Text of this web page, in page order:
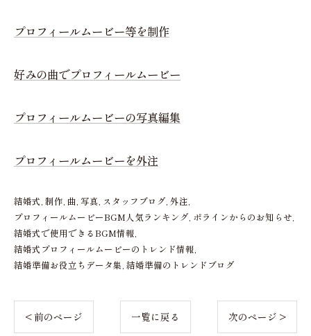
プロフィールムービー等を制作
好みの曲でプロフィールムービー
プロフィールムービーの写真編集
プロフィールムービーを外注
結婚式 制作 曲 写真 スタッフブログ 外注
プロフィールムービーBGM人気ランキング ポラインからのお知らせ
結婚式で使用できるBGM情報
結婚式プロフィールムービーのトレンド情報
結婚準備お役立ちデータ集 結婚準備のトレンドブログ
< 前のページ 一覧に戻る 次のページ >